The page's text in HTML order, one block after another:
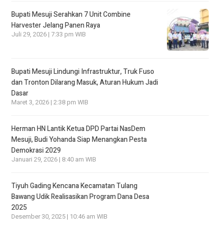
Bupati Mesuji Serahkan 7 Unit Combine
Harvester Jelang Panen Raya
Juli 29, 2026 | 7:33 pm WIB
Bupati Mesuji Lindungi Infrastruktur, Truk Fuso
dan Tronton Dilarang Masuk, Aturan Hukum Jadi
Dasar
Maret 3, 2026 | 2:38 pm WIB
Herman HN Lantik Ketua DPD Partai NasDem
Mesuji, Budi Yohanda Siap Menangkan Pesta
Demokrasi 2029
Januari 29, 2026 | 8:40 am WIB
Tiyuh Gading Kencana Kecamatan Tulang
Bawang Udik Realisasikan Program Dana Desa
2025
Desember 30, 2025 | 10:46 am WIB